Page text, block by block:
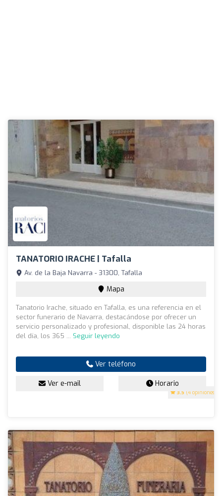
TANATORIO IRACHE | Tafalla
3.5 (4 opiniones)
Av. de la Baja Navarra - 31300, Tafalla
Mapa
Tanatorio Irache, situado en Tafalla, es una referencia en el
sector funerario de Navarra, destacándose por ofrecer un
servicio personalizado y profesional, disponible las 24 horas
del día, los 365 ... Seguir leyendo
Ver teléfono
Ver e-mail Horario